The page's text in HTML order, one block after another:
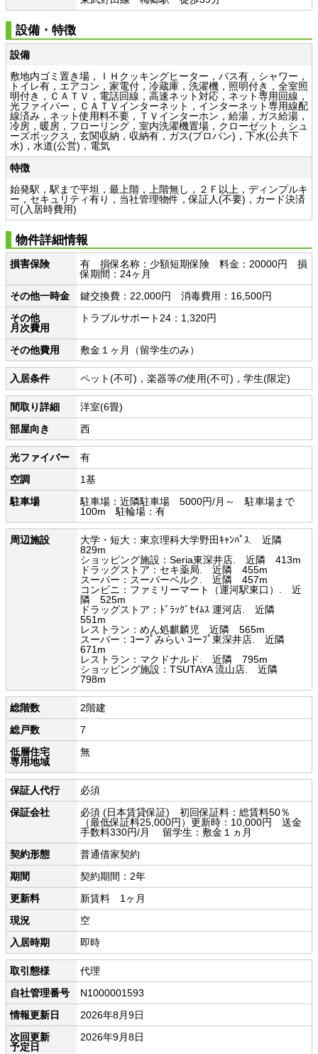
設備・特徴
設備
敷地内ゴミ置き場，ＩＨクッキングヒーター，バス有，シャワー，
トイレ有，エアコン，家電付，冷蔵庫，洗濯機，照明付き，全室照
明付き，ＣＡＴＶ，電話回線，高速ネット対応，ネット専用回線，
光ファイバー，ＣＡＴＶインターネット，インターネット専用線配
線済み，ネット使用料不要，ＴＶインターホン，給湯，ガス給湯，
冷房，暖房，フローリング，室内洗濯機置場，クローゼット，シュ
ーズボックス，玄関収納，収納有，ガス(プロパン)，下水(公共下
水)，水道(公営)，電気
特徴
始発駅，駅まで平坦，最上階，上階無し，２Ｆ以上，ディンプルキ
ー，セキュリティ有り，当社管理物件，保証人(不要)，カード決済
可(入居時費用)
物件詳細情報
損害保険
有 損保名称：少額短期保険 料金：20000円 損
保期間：24ヶ月
その他一時金
鍵交換費：22,000円 消毒費用：16,500円
その他
月次費用
トラブルサポート24：1,320円
その他費用 敷金１ヶ月（留学生のみ）
入居条件 ペット(不可)，楽器等の使用(不可)，学生(限定)
間取り詳細
洋室(6畳)
部屋向き
西
光ファイバー
有
空調
1基
駐車場
駐車場：近隣駐車場 5000円/月～ 駐車場まで
100m 駐輪場：有
周辺施設
大学・短大：東京理科大学野田ｷｬﾝﾊﾟｽ. 近隣
829m
ショッピング施設：Seria東深井店. 近隣 413m
ドラッグストア：セキ薬局. 近隣 455m
スーパー：スーパーベルク. 近隣 457m
コンビニ：ファミリーマート（運河駅東口）. 近
隣 525m
ドラッグストア：ﾄﾞﾗｯｸﾞｾｲﾑｽ 運河店. 近隣
551m
レストラン：めん処麒麟児 近隣 565m
スーパー：ｺーﾌﾟみらい ｺーﾌﾟ東深井店. 近隣
671m
レストラン：マクドナルド. 近隣 795m
ショッピング施設：TSUTAYA 流山店. 近隣
798m
総階数
2階建
総戸数
7
低層住宅
専用地域
無
保証人代行
必須
保証会社
必須 (日本賃貸保証) 初回保証料：総賃料50％
（最低保証料25,000円）更新時：10,000円 送金
手数料330円/月 留学生：敷金１ヵ月
契約形態
普通借家契約
期間
契約期間：2年
更新料
新賃料 1ヶ月
現況
空
入居時期
即時
取引態様
代理
自社管理番号
N1000001593
情報更新日
2026年8月9日
次回更新
予定日
2026年9月8日